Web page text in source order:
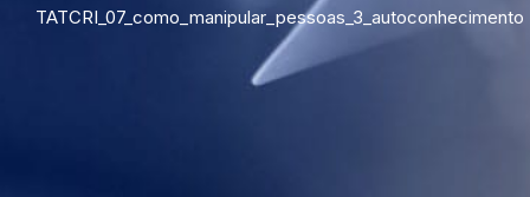
TATCRI_07_como_manipular_pessoas_3_autoconhecimento